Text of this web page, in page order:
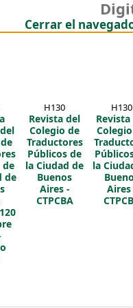
Cerrar el
de
de
H130
Revista del
Colegio de
Traductores
Públicos de
la Ciudad de
Buenos
Aires -
CTPCBA
H130
la
Aires